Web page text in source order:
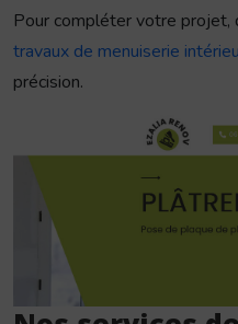
Pour compléter votre projet,
travaux de menuiserie
précision.